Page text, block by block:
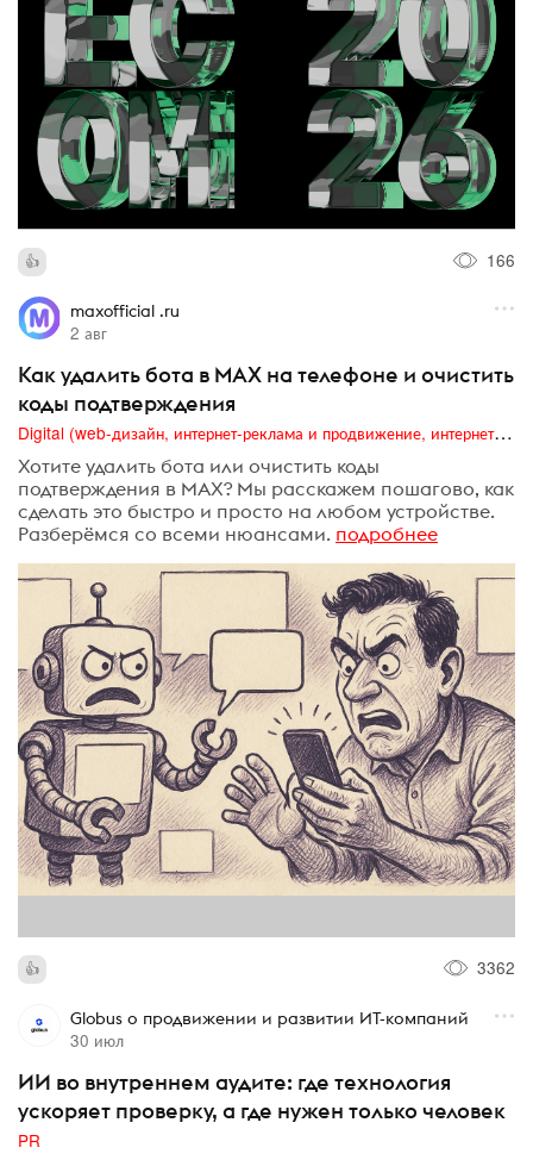
166
maxofficial .ru
2 авг
Как удалить бота в MAX на телефоне и очистить
коды подтверждения
Digital (web-дизайн, интернет-реклама и продвижение, интернет-сообщества и блоги, интернет-коммуникации, мобильный маркетинг, реклама на цифровых экранах)
Хотите удалить бота или очистить коды
подтверждения в MAX? Мы расскажем пошагово, как
сделать это быстро и просто на любом устройстве.
Разберёмся со всеми нюансами. подробнее
3362
Globus о продвижении и развитии ИТ-компаний
30 июл
ИИ во внутреннем аудите: где технология
ускоряет проверку, а где нужен только человек
PR